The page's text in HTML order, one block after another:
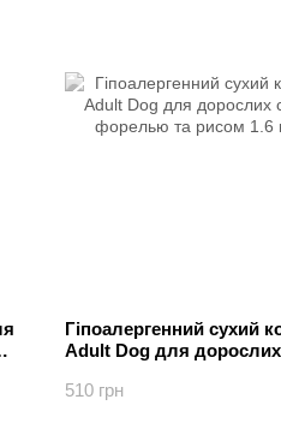
Гіпоалергенний сухий
Adult Dog для
510 грн